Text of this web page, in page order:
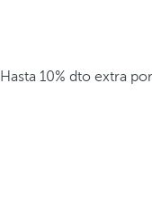
Hasta 10% dto extra